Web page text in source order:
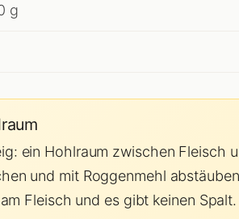
g
ein Hohlraum zwischen Fleisch
und mit Roggenmehl
Fleisch und es gibt keinen Spalt.